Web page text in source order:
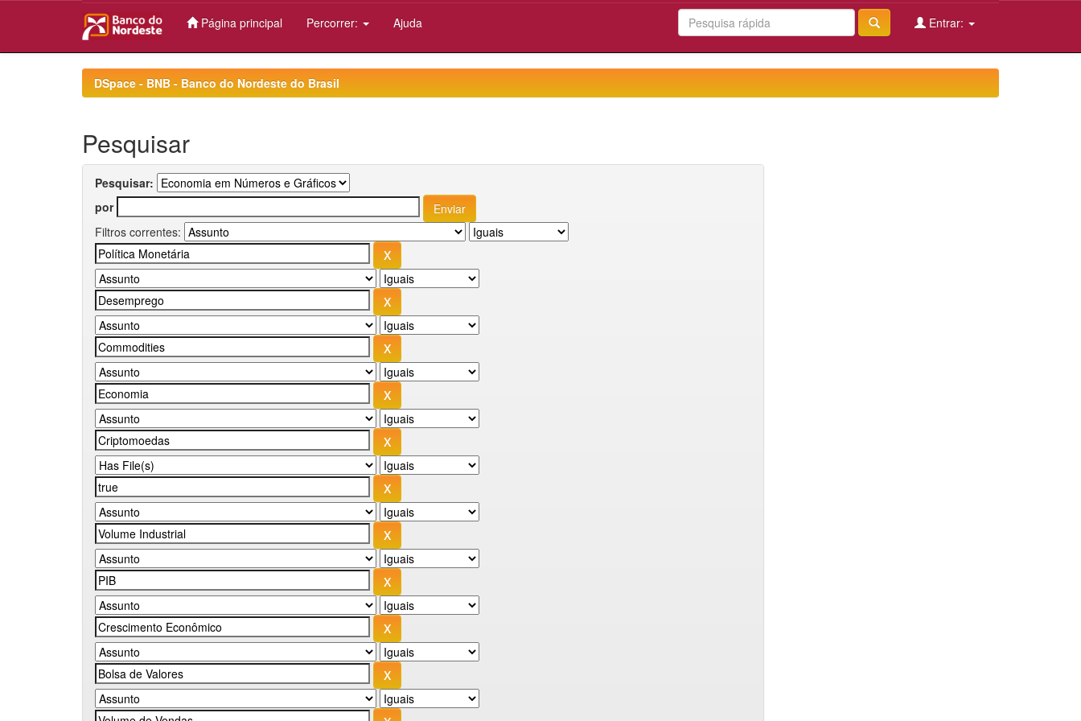
Página principal Percorrer: Ajuda Entrar:
DSpace - BNB - Banco do Nordeste do Brasil
Pesquisar
Pesquisar:
por
Filtros correntes: